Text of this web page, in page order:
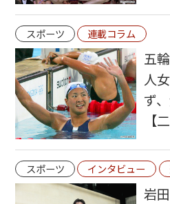
スポーツ 連載コラム
五
人
ず
【
スポーツ インタビュー
岩